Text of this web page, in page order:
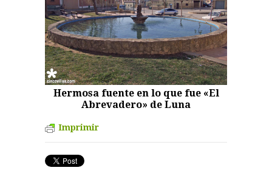
Hermosa fuente en lo que fue «El
Abrevadero» de Luna
Imprimir